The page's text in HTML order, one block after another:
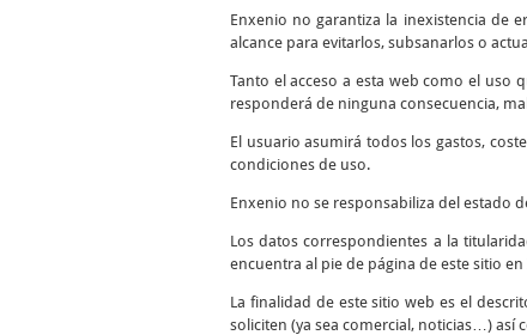
Enxenio no garantiza la inexistencia de
alcance para evitarlos, subsanarlos o
Tanto el acceso a esta web como el uso
responderá de ninguna consecuencia,
El usuario asumirá todos los gastos,
condiciones de uso.
Enxenio no se responsabiliza del estado
Los datos correspondientes a la
encuentra al pie de página de este sitio
La finalidad de este sitio web es el
soliciten (ya sea comercial, noticias…) así